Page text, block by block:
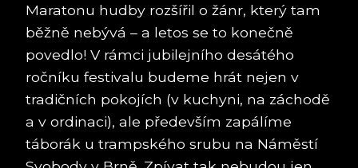
Maratonu hudby rozšířil o žánr, který tam
běžně nebývá – a letos se to konečně
povedlo! V rámci jubilejního desátého
ročníku festivalu budeme hrát nejen v
tradičních pokojích (v kuchyni, na záchodě
a v ordinaci), ale především zapálíme
táborák u trampského srubu na Náměstí